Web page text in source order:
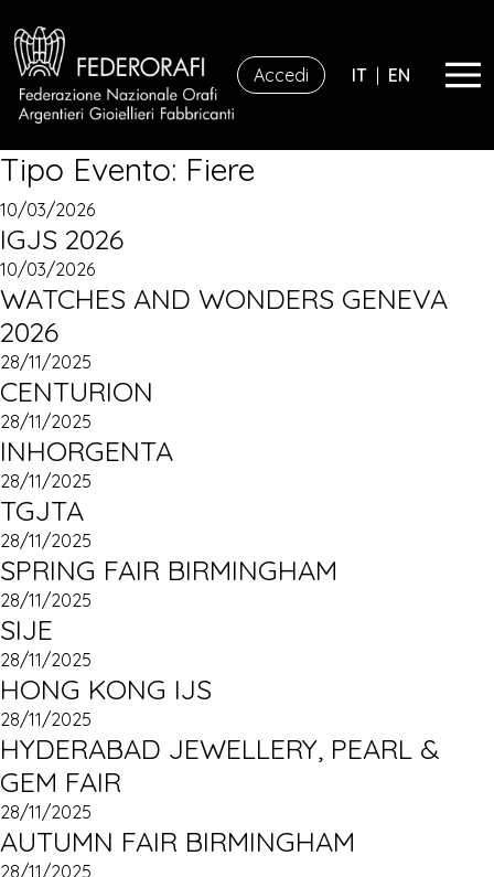
Accedi IT | EN
Tipo Evento: Fiere
10/03/2026
IGJS 2026
10/03/2026
WATCHES AND WONDERS GENEVA
2026
28/11/2025
CENTURION
28/11/2025
INHORGENTA
28/11/2025
TGJTA
28/11/2025
SPRING FAIR BIRMINGHAM
28/11/2025
SIJE
28/11/2025
HONG KONG IJS
28/11/2025
HYDERABAD JEWELLERY, PEARL &
GEM FAIR
28/11/2025
AUTUMN FAIR BIRMINGHAM
28/11/2025